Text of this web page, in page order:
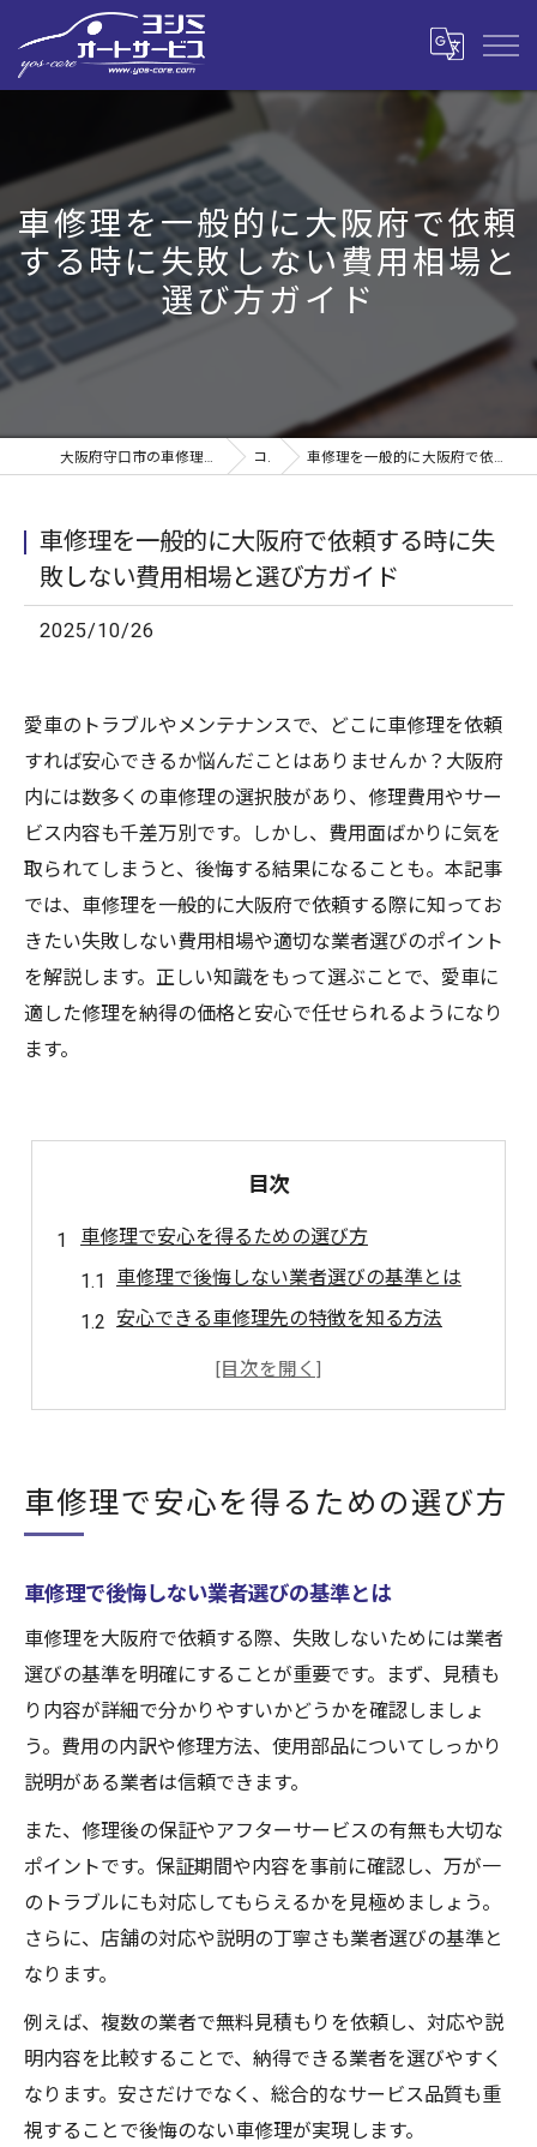
車修理を一般的に大阪府で依頼
する時に失敗しない費用相場と
選び方ガイド
大阪府守口市の車修理なら株式会社ヨシミオートサービス コラム 車修理を一般的に大阪府で依頼する時に失敗しない費用相場と選び方ガイド
車修理を一般的に大阪府で依頼する時に失
敗しない費用相場と選び方ガイド
2025/10/26
愛車のトラブルやメンテナンスで、どこに車修理を依頼
すれば安心できるか悩んだことはありませんか？大阪府
内には数多くの車修理の選択肢があり、修理費用やサー
ビス内容も千差万別です。しかし、費用面ばかりに気を
取られてしまうと、後悔する結果になることも。本記事
では、車修理を一般的に大阪府で依頼する際に知ってお
きたい失敗しない費用相場や適切な業者選びのポイント
を解説します。正しい知識をもって選ぶことで、愛車に
適した修理を納得の価格と安心で任せられるようになり
ます。
目次
車修理で安心を得るための選び方
車修理で後悔しない業者選びの基準とは
安心できる車修理先の特徴を知る方法
大阪の車修理で信頼を得るポイント解説
大阪で車修理を依頼する際の注意点
大阪の車修理で知るべきおすすめ情報
車修理選びで重視すべき大阪の事情
大阪府の車修理で利用したいサービス
修理を依頼するなら押さえたい費用相場
大阪の車修理費用相場の目安を徹底解説
車修理費用を抑えるコツと業者選びの関係
見積もり時に確認したい車修理の費用差
コスパ重視で叶える車修理のポイント
コスパ良く車修理するための工夫と選択
車修理で費用対効果を上げる秘訣まとめ
大阪の車修理でおすすめな工場の選び方
車修理を安く済ませるための交渉術
車修理で安心を得るための選び方
車修理で後悔しない業者選びの基準とは
車修理を大阪府で依頼する際、失敗しないためには業者
選びの基準を明確にすることが重要です。まず、見積も
り内容が詳細で分かりやすいかどうかを確認しましょ
う。費用の内訳や修理方法、使用部品についてしっかり
説明がある業者は信頼できます。
また、修理後の保証やアフターサービスの有無も大切な
ポイントです。保証期間や内容を事前に確認し、万が一
のトラブルにも対応してもらえるかを見極めましょう。
さらに、店舗の対応や説明の丁寧さも業者選びの基準と
なります。
例えば、複数の業者で無料見積もりを依頼し、対応や説
明内容を比較することで、納得できる業者を選びやすく
なります。安さだけでなく、総合的なサービス品質も重
視することで後悔のない車修理が実現します。